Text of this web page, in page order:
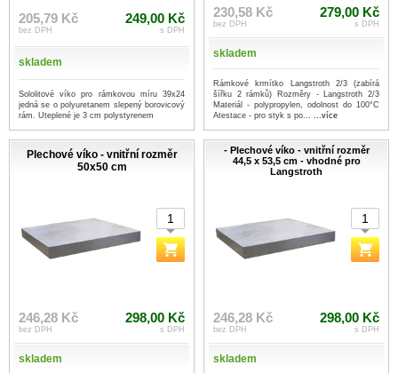
205,79 Kč
bez DPH
249,00 Kč
s DPH
skladem
Sololitové víko pro rámkovou míru 39x24
jedná se o polyuretanem slepený borovicový
rám. Uteplené je 3 cm polystyrenem
230,58 Kč
bez DPH
279,00 Kč
s DPH
skladem
Rámkové krmítko Langstroth 2/3 (zabírá
šířku 2 rámků) Rozměry - Langstroth 2/3
Materiál - polypropylen, odolnost do 100°C
Atestace - pro styk s po... ...více
Plechové víko - vnitřní rozměr
50x50 cm
246,28 Kč
bez DPH
298,00 Kč
s DPH
skladem
- Plechové víko - vnitřní rozměr
44,5 x 53,5 cm - vhodné pro
Langstroth
246,28 Kč
bez DPH
298,00 Kč
s DPH
skladem